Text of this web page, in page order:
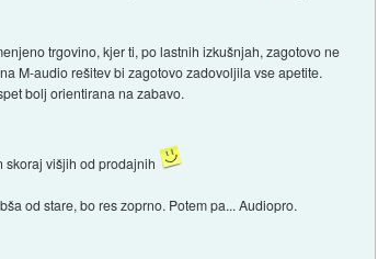
trgovino, kjer ti, po lastnih izkušnjah, zagotovo ne
M-audio rešitev bi zagotovo zadovoljila vse apetite.
bolj orientirana na zabavo.
skoraj višjih od prodajnih
od stare, bo res zoprno. Potem pa... Audiopro.